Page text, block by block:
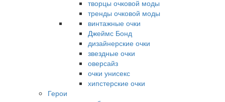
творцы очковой моды
тренды очковой моды
винтажные очки
Джеймс Бонд
дизайнерские очки
звездные очки
оверсайз
очки унисекс
хипстерские очки
Герои